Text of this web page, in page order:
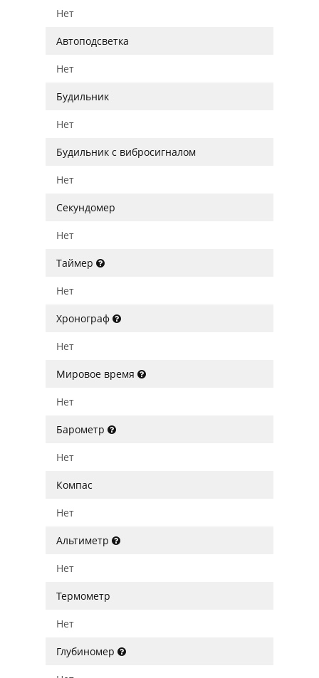
Нет
Автоподсветка
Нет
Будильник
Нет
Будильник с вибросигналом
Нет
Секундомер
Нет
Таймер
Нет
Хронограф
Нет
Мировое время
Нет
Барометр
Нет
Компас
Нет
Альтиметр
Нет
Термометр
Нет
Глубиномер